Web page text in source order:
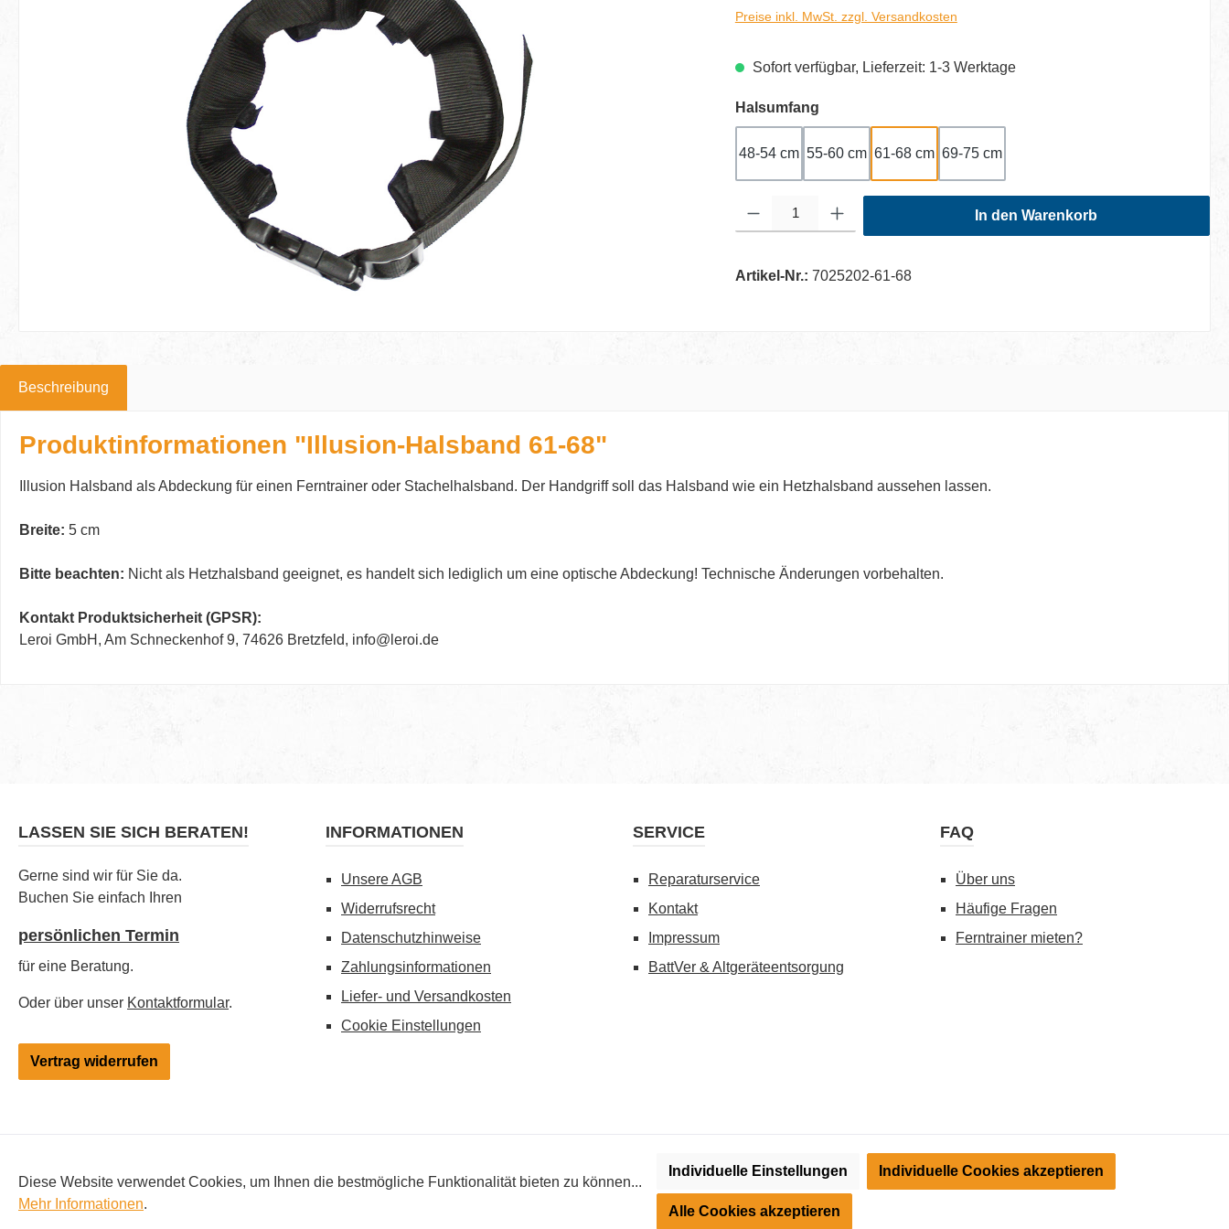
Preise inkl. MwSt. zzgl. Versandkosten
Sofort verfügbar, Lieferzeit: 1-3 Werktage
Halsumfangauswählen
48-54 cm 55-60 cm 61-68 cm 69-75 cm
Produkt Anzahl: Gib den gewünschten Wert ein oder benutze die Schaltflächen um
In den Warenkorb
Artikel-Nr.: 7025202-61-68
Beschreibung
Produktinformationen "Illusion-Halsband 61-68"
Illusion Halsband als Abdeckung für einen Ferntrainer oder Stachelhalsband. Der Handgriff soll das Halsband wie ein Hetzhalsband aussehen lassen.
Breite: 5 cm
Bitte beachten: Nicht als Hetzhalsband geeignet, es handelt sich lediglich um eine optische Abdeckung! Technische Änderungen vorbehalten.
Kontakt Produktsicherheit (GPSR):
Leroi GmbH, Am Schneckenhof 9, 74626 Bretzfeld, info@leroi.de
LASSEN SIE SICH BERATEN!
Gerne sind wir für Sie da.
Buchen Sie einfach Ihren
persönlichen Termin
für eine Beratung.
Oder über unser Kontaktformular.
Vertrag widerrufen
INFORMATIONEN
Unsere AGB
Widerrufsrecht
Datenschutzhinweise
Zahlungsinformationen
Liefer- und Versandkosten
Cookie Einstellungen
SERVICE
Reparaturservice
Kontakt
Impressum
BattVer & Altgeräteentsorgung
FAQ
Über uns
Häufige Fragen
Ferntrainer mieten?
Alle Preise inkl. gesetzl. Mehrwertsteuer zzgl. Versandkosten, wenn nicht anders angegeben. Preise vor dem Login werden in Euro (DE) angezeigt. Streichpreise = UVP-Preise. Abbildungen ähnlich.
Änderungen vorbehalten. Hinweis: Besitz und Verwendung von Elektroimpuls-Geräten (Strom-Trainer) kann regional reglementiert sein. Bitte informieren Sie sich vor der Nutzung über die Zulässigkeit in
Diese Website verwendet Cookies, um Ihnen die bestmögliche Funktionalität bieten zu können...
Mehr Informationen.
Individuelle Einstellungen Individuelle Cookies akzeptieren
Alle Cookies akzeptieren